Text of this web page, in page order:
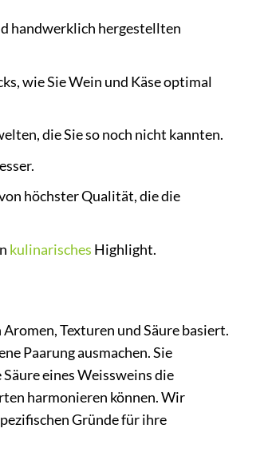
handwerklich hergestellten
wie Sie Wein und Käse optimal
die Sie so noch nicht kannten.
höchster Qualität, die die
kulinarisches Highlight.
Texturen und Säure basiert.
Paarung ausmachen. Sie
eines Weissweins die
harmonieren können. Wir
Gründe für ihre